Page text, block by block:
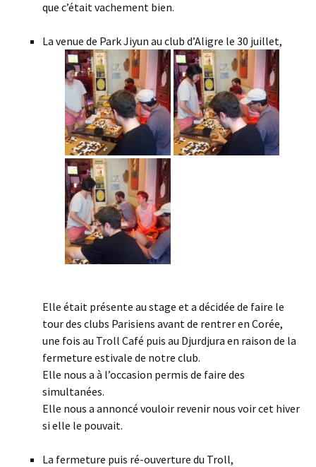
que c’était vachement bien.
La venue de Park Jiyun au club d’Aligre le 30 juillet,
Elle était présente au stage et a décidée de faire le
tour des clubs Parisiens avant de rentrer en Corée,
une fois au Troll Café puis au Djurdjura en raison de la
fermeture estivale de notre club.
Elle nous a à l’occasion permis de faire des
simultanées.
Elle nous a annoncé vouloir revenir nous voir cet hiver
si elle le pouvait.
La fermeture puis ré-ouverture du Troll,